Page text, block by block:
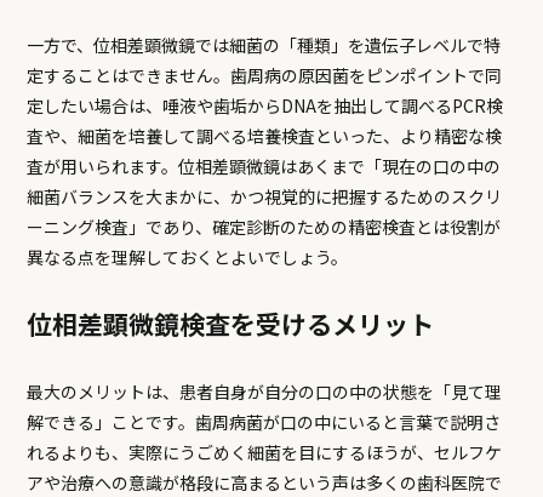
一方で、位相差顕微鏡では細菌の「種類」を遺伝子レベルで特
定することはできません。歯周病の原因菌をピンポイントで同
定したい場合は、唾液や歯垢からDNAを抽出して調べるPCR検
査や、細菌を培養して調べる培養検査といった、より精密な検
査が用いられます。位相差顕微鏡はあくまで「現在の口の中の
細菌バランスを大まかに、かつ視覚的に把握するためのスクリ
ーニング検査」であり、確定診断のための精密検査とは役割が
異なる点を理解しておくとよいでしょう。
位相差顕微鏡検査を受けるメリット
最大のメリットは、患者自身が自分の口の中の状態を「見て理
解できる」ことです。歯周病菌が口の中にいると言葉で説明さ
れるよりも、実際にうごめく細菌を目にするほうが、セルフケ
アや治療への意識が格段に高まるという声は多くの歯科医院で